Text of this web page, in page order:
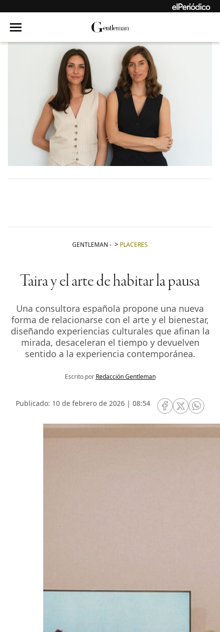
GENTLEMAN - PLACERES
Taira y el arte de habitar la pausa
Una consultora española propone una nueva
forma de relacionarse con el arte y el bienestar,
diseñando experiencias culturales que afinan la
mirada, desaceleran el tiempo y devuelven
sentido a la experiencia contemporánea.
Escrito por Redacción Gentleman
Publicado: 10 de febrero de 2026 | 08:54
RRSS Facebook
RRSSRRSS